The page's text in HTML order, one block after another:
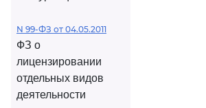
N 99-ФЗ от 04.05.2011
ФЗ о
лицензировании
отдельных видов
деятельности